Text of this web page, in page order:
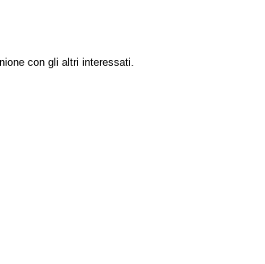
con gli altri interessati.